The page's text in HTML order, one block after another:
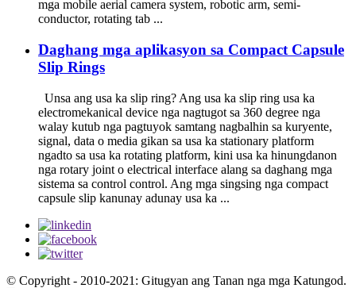
mga mobile aerial camera system, robotic arm, semi-
conductor, rotating tab ...
Daghang mga aplikasyon sa Compact Capsule
Slip Rings
Unsa ang usa ka slip ring? Ang usa ka slip ring usa ka
electromekanical device nga nagtugot sa 360 degree nga
walay kutub nga pagtuyok samtang nagbalhin sa kuryente,
signal, data o media gikan sa usa ka stationary platform
ngadto sa usa ka rotating platform, kini usa ka hinungdanon
nga rotary joint o electrical interface alang sa daghang mga
sistema sa control control. Ang mga singsing nga compact
capsule slip kanunay adunay usa ka ...
© Copyright - 2010-2021: Gitugyan ang Tanan nga mga Katungod.